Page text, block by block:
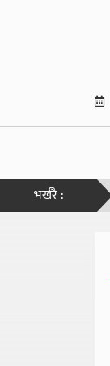
भर्खरै :